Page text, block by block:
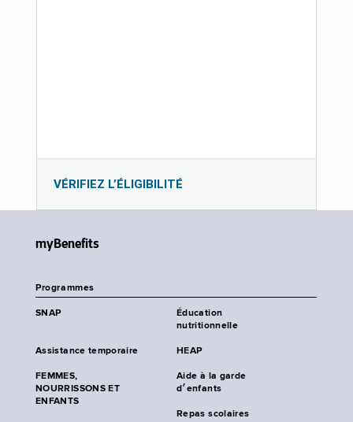
VÉRIFIEZ L’ÉLIGIBILITÉ
myBenefits
Programmes
SNAP
Éducation
nutritionnelle
Assistance temporaire HEAP
FEMMES,
NOURRISSONS ET
ENFANTS
Aide à la garde
d׳enfants
Repas scolaires